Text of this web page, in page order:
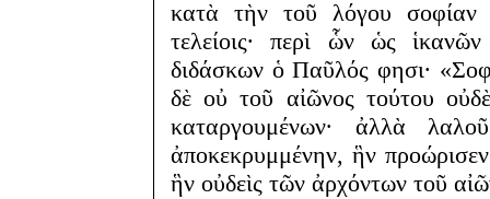
κατὰ τὴν τοῦ λόγου σοφίαν
τελείοις· περὶ ὧν ὡς
διδάσκων ὁ Παῦλός φησι·
δὲ οὐ τοῦ αἰῶνος τούτου
καταργουμένων· ἀλλὰ
ἀποκεκρυμμένην, ἣν
ἣν οὐδεὶς τῶν ἀρχόντων τοῦ